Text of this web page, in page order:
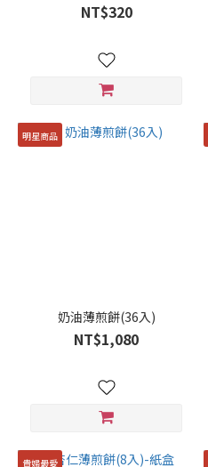
NT$320
明星商品
奶油薄煎餅(36入)
NT$1,080
貴婦最愛